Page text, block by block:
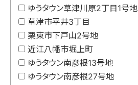
ゆうタウン草津川原2丁目1号地
草津市平井3丁目
栗東市下戸山2号地
近江八幡市堀上町
ゆうタウン南彦根13号地
ゆうタウン南彦根27号地